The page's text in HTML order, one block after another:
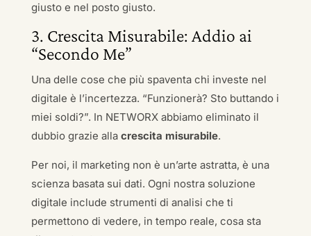
giusto e nel posto giusto.
3. Crescita Misurabile: Addio ai
“Secondo Me”
Una delle cose che più spaventa chi investe nel
digitale è l’incertezza. “Funzionerà? Sto buttando i
miei soldi?”. In NETWORX abbiamo eliminato il
dubbio grazie alla crescita misurabile.
Per noi, il marketing non è un’arte astratta, è una
scienza basata sui dati. Ogni nostra soluzione
digitale include strumenti di analisi che ti
permettono di vedere, in tempo reale, cosa sta